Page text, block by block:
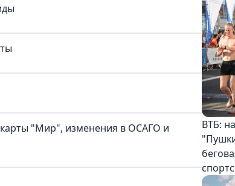
карты "Мир", изменения в ОСАГО и
ВТБ: